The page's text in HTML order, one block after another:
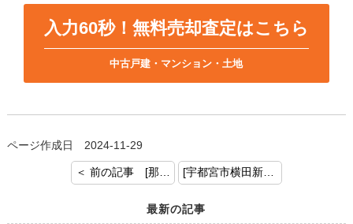
入力60秒！無料売却査定はこちら
中古戸建・マンション・土地
ページ作成日 2024-11-29
[宇都宮市横田新町 新築戸建 ご成約おめでとうございます] 次の記事 ＞
最新の記事